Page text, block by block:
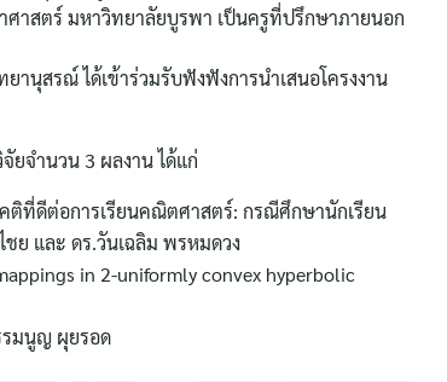
าสตร์ มหาวิทยาลัยบูรพา เป็นครูที่ปรึกษาภายนอก
นุสรณ์ ได้เข้าร่วมรับฟังฟังการนำเสนอโครงงาน
จำนวน 3 ผลงาน ได้แก่
คติที่ดีต่อการเรียนคณิตศาสตร์: กรณีศึกษานักเรียน
ย และ ดร.วันเฉลิม พรหมดวง
in 2-uniformly convex hyperbolic
รมนูญ ผุยรอด